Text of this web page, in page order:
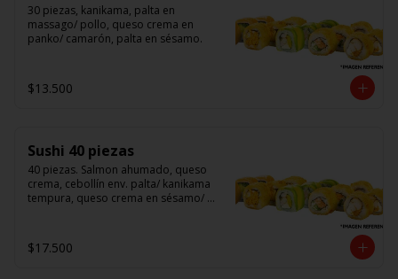
30 piezas, kanikama, palta en
massago/ pollo, queso crema en
panko/ camarón, palta en sésamo.
$13.500
Sushi 40 piezas
40 piezas. Salmon ahumado, queso
crema, cebollín env. palta/ kanikama
tempura, queso crema en sésamo/
$17.500